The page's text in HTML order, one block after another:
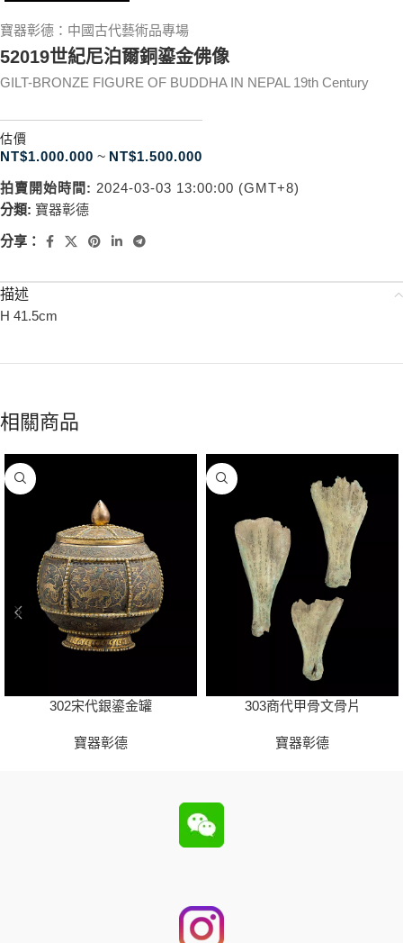
寶器彰德：中國古代藝術品專場
52019世紀尼泊爾銅鎏金佛像
GILT-BRONZE FIGURE OF BUDDHA IN NEPAL 19th Century
估價
NT$1.000.000 ~ NT$1.500.000
拍賣開始時間: 2024-03-03 13:00:00 (GMT+8)
分類: 寶器彰德
分享：
描述
H 41.5cm
相關商品
302宋代銀鎏金罐
寶器彰德
303商代甲骨文骨片
寶器彰德